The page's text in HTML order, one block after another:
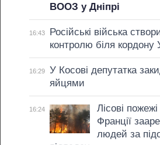
ВООЗ у Дніпрі
16:43
Російські війська
контролю біля кордону
16:29
У Косові депутатка
яйцями
16:24
Лісові
Франції
людей за